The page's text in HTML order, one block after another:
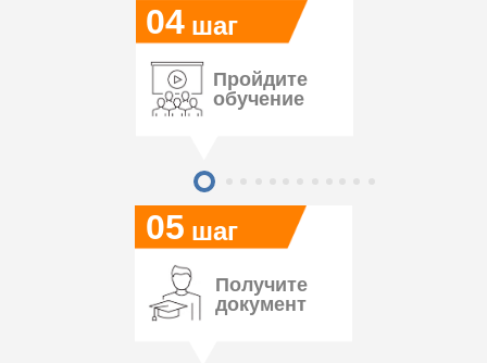
05
04 шаг
шаг
Пройдите
обучение
Получите
документ